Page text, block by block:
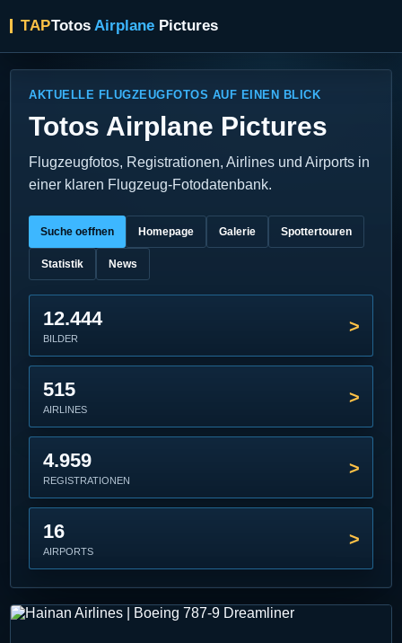
TAPTotos AirplanePictures
AKTUELLE FLUGZEUGFOTOS AUF EINEN BLICK
Totos Airplane Pictures
Flugzeugfotos, Registrationen, Airlines und Airports in
einer klaren Flugzeug-Fotodatenbank.
Suche oeffnen Homepage Galerie Spottertouren
Statistik News
12.444
BILDER
515
AIRLINES
4.959
REGISTRATIONEN
16
AIRPORTS